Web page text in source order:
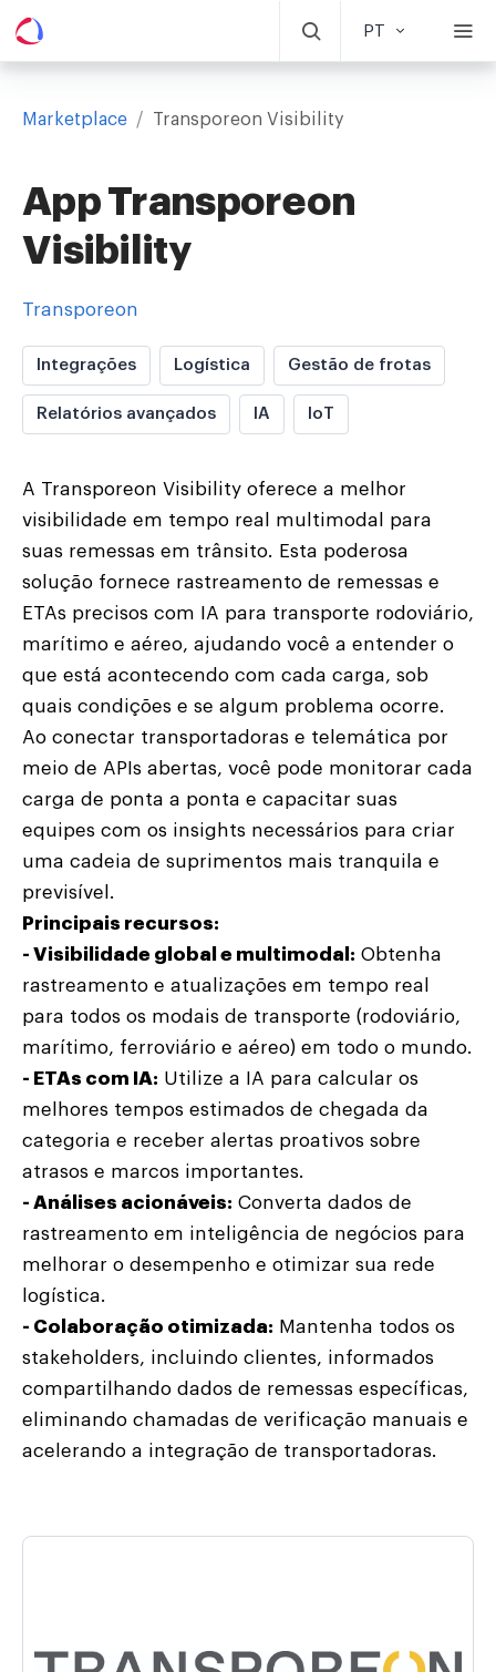
PT
Marketplace / Transporeon Visibility
App Transporeon
Visibility
Transporeon
Integrações Logística Gestão de frotas
Relatórios avançados IA IoT
A Transporeon Visibility oferece a melhor
visibilidade em tempo real multimodal para
suas remessas em trânsito. Esta poderosa
solução fornece rastreamento de remessas e
ETAs precisos com IA para transporte rodoviário,
marítimo e aéreo, ajudando você a entender o
que está acontecendo com cada carga, sob
quais condições e se algum problema ocorre.
Ao conectar transportadoras e telemática por
meio de APIs abertas, você pode monitorar cada
carga de ponta a ponta e capacitar suas
equipes com os insights necessários para criar
uma cadeia de suprimentos mais tranquila e
previsível.
Principais recursos:
- Visibilidade global e multimodal: Obtenha
rastreamento e atualizações em tempo real
para todos os modais de transporte (rodoviário,
marítimo, ferroviário e aéreo) em todo o mundo.
- ETAs com IA: Utilize a IA para calcular os
melhores tempos estimados de chegada da
categoria e receber alertas proativos sobre
atrasos e marcos importantes.
- Análises acionáveis: Converta dados de
rastreamento em inteligência de negócios para
melhorar o desempenho e otimizar sua rede
logística.
- Colaboração otimizada: Mantenha todos os
stakeholders, incluindo clientes, informados
compartilhando dados de remessas específicas,
eliminando chamadas de verificação manuais e
acelerando a integração de transportadoras.